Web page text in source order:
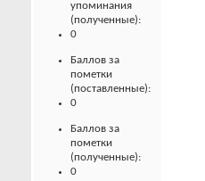
упоминания
(полученные):
0
Баллов за
пометки
(поставленные):
0
Баллов за
пометки
(полученные):
0